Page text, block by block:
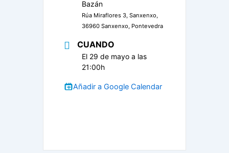
Bazán
Rúa Miraflores 3, Sanxenxo,
36960 Sanxenxo, Pontevedra
CUANDO
El 29 de mayo a las
21:00h
Añadir a Google Calendar